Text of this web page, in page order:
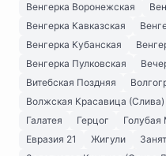
Венгерка Воронежская
Венгерка Кавказская
Венгерка Кубанская
Венгерка Пулковская
Витебская Поздняя
Волжская Красавица (Слива)
Галатея
Герцог Голубая
Евразия 21
Жигули